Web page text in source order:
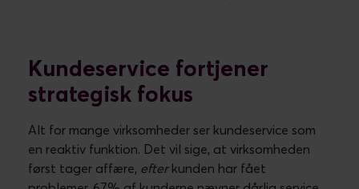
kundeoplevelse, din forretning tilbyder kunderne.
Kan du levere den fremragende kundeoplevelse?
Hvis du kan, erkunderne villige til at betale op mod
4,5 gange mere for dine produkter og services end
hos konkurrenten med den dårlige kundeoplevelse.
Det er på tide at give kundeservice den strategiske
prioritering, det fortjener.